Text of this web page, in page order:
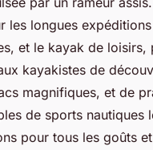
longues expéditions
et le kayak de loisirs,
kayakistes de
magnifiques, et de
de sports nautiques
pour tous les goûts